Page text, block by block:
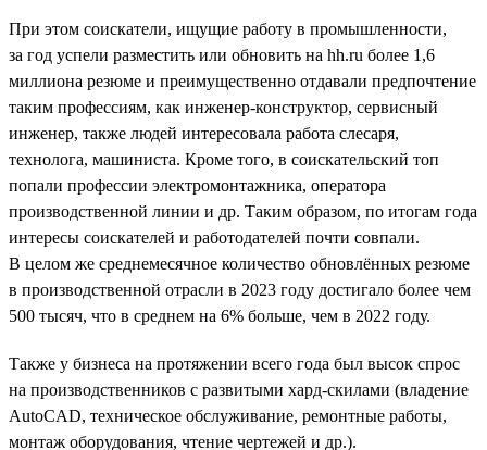
При этом соискатели, ищущие работу в промышленности,
за год успели разместить или обновить на hh.ru более 1,6
миллиона резюме и преимущественно отдавали предпочтение
таким профессиям, как инженер-конструктор, сервисный
инженер, также людей интересовала работа слесаря,
технолога, машиниста. Кроме того, в соискательский топ
попали профессии электромонтажника, оператора
производственной линии и др. Таким образом, по итогам года
интересы соискателей и работодателей почти совпали.
В целом же среднемесячное количество обновлённых резюме
в производственной отрасли в 2023 году достигало более чем
500 тысяч, что в среднем на 6% больше, чем в 2022 году.
Также у бизнеса на протяжении всего года был высок спрос
на производственников с развитыми хард-скилами (владение
AutoCAD, техническое обслуживание, ремонтные работы,
монтаж оборудования, чтение чертежей и др.).